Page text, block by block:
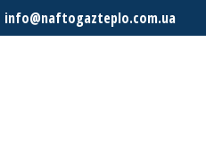
info@naftogazteplo.com.ua
НОРМАТИВНА БАЗА